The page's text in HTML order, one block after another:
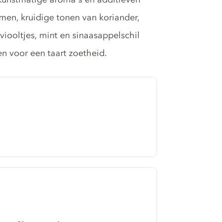
kruidige tonen van koriander,
mint en sinaasappelschil
voor een taart zoetheid.